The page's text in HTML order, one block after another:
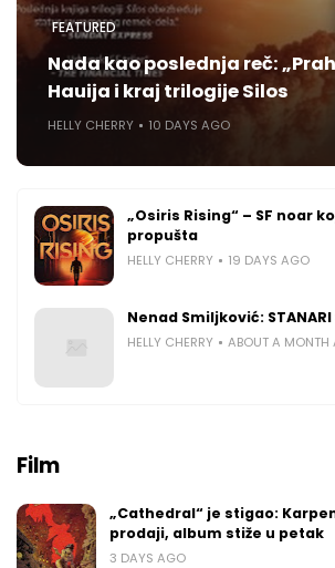
FEATURED
Nada kao poslednja reč:
Hauija i kraj trilogije Silos
HELLY CHERRY 10 DAYS AGO
„Osiris Rising“ – SF noar
propušta
HELLY CHERRY 19 DAYS AGO
Nenad Smiljković: STANARI
HELLY CHERRY ABOUT A MONTH
Film
„Cathedral“ je stigao:
prodaji, album stiže u petak
3 DAYS AGO